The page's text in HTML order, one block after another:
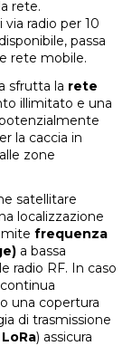
rete.
radio per 10
passa
rete mobile.
sfrutta la rete
illimitato e una
la caccia in
zone
satellitare
localizzazione
frequenza
a bassa
radio RF. In caso
una copertura
di trasmissione
) assicura